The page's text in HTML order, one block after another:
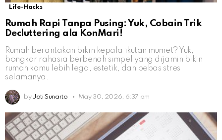
Life-Hacks
Rumah Rapi Tanpa Pusing: Yuk, Cobain Trik
Decluttering ala KonMari!
Rumah berantakan bikin kepala ikutan mumet? Yuk,
bongkar rahasia berbenah simpel yang dijamin bikin
rumah kamu lebih lega, estetik, dan bebas stres
selamanya.
by Jati Sunarto May 30, 2026, 6:37 pm